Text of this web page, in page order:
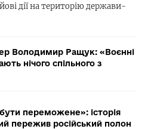
дії на територію держави-
Володимир Ращук: «Воєнні
нічого спільного з
переможене»: історія
пережив російський полон